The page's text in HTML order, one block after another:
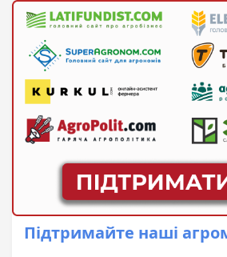
Підтримайте наші